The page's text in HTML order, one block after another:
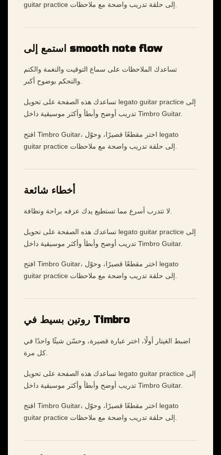
استمع إلى smooth note flow
تساعدك الملاحظات على سماع التوقيت والنغمة والكتم
والتحكم بوضوح أكبر.
تساعدك هذه الصفحة على تحويل legato guitar practice إلى
تدريب أوضح وأبطأ وأكثر موسيقية داخل Timbro Guitar.
افتح Timbro Guitar، اختر مقطعًا قصيرًا، وحوّل legato
أخطاء شائعة
لا تتدرب أسرع مما تستطيع يدك عزفه براحة ونظافة.
تساعدك هذه الصفحة على تحويل legato guitar practice إلى
تدريب أوضح وأبطأ وأكثر موسيقية داخل Timbro Guitar.
افتح Timbro Guitar، اختر مقطعًا قصيرًا، وحوّل legato
guitar practice إلى حلقة تدريب واضحة مع ملاحظات.
روتين بسيط في Timbro
اضبط الغيتار أولًا، اختر عبارة قصيرة، وحسّن شيئًا واحدًا في
تساعدك هذه الصفحة على تحويل legato guitar practice إلى
تدريب أوضح وأبطأ وأكثر موسيقية داخل Timbro Guitar.
افتح Timbro Guitar، اختر مقطعًا قصيرًا، وحوّل legato
guitar practice إلى حلقة تدريب واضحة مع ملاحظات.